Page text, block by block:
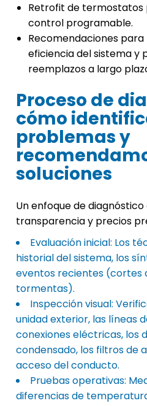
Retrofit de termostatos
control programable.
Recomendaciones
eficiencia del sistema y
reemplazos a largo
Proceso de
cómo
problemas y
soluciones
Un enfoque de
transparencia y precios
Evaluación inicial: Los
historial del sistema, los
eventos recientes (cortes
tormentas).
Inspección visual:
unidad exterior, las líneas
conexiones eléctricas, los
condensado, los filtros de
acceso del conducto.
Pruebas operativas:
diferencias de